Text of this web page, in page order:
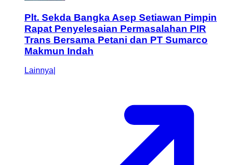
Plt. Sekda Bangka Asep Setiawan Pimpin
Rapat Penyelesaian Permasalahan PIR
Trans Bersama Petani dan PT Sumarco
Makmun Indah
Lainnya